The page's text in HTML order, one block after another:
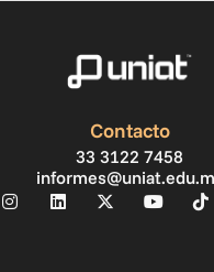
Contacto
33 3122 7458